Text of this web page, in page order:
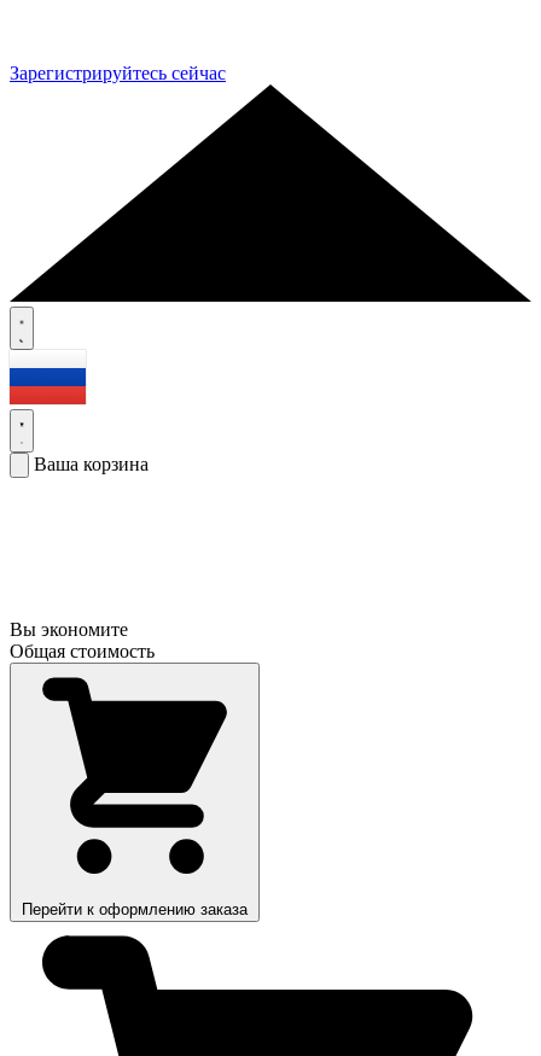
Зарегистрируйтесь сейчас
Ваша корзина
Вы экономите
Общая стоимость
Перейти к оформлению заказа